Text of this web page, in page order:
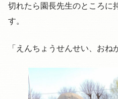
切れたら園長先生のところに
す。
「えんちょうせんせい、おね